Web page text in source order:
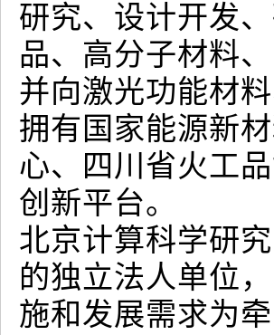
研究、设计开发
品、高分子材料
并向激光功能材
拥有国家能源新
心、四川省火工
创新平台。
北京计算科学研
的独立法人单位
施和发展需求为